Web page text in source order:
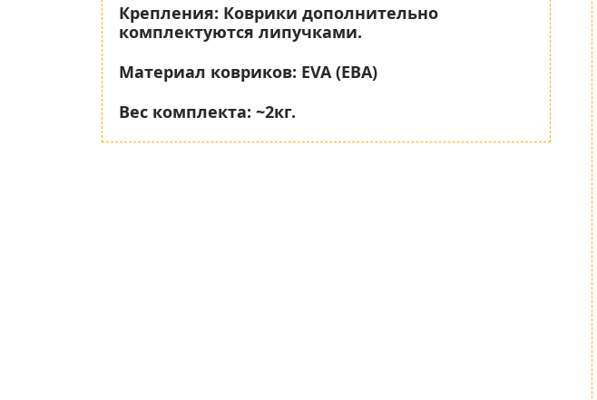
Крепления: Коврики дополнительно
комплектуются липучками.
Материал ковриков: EVA (ЕВА)
Вес комплекта: ~2кг.